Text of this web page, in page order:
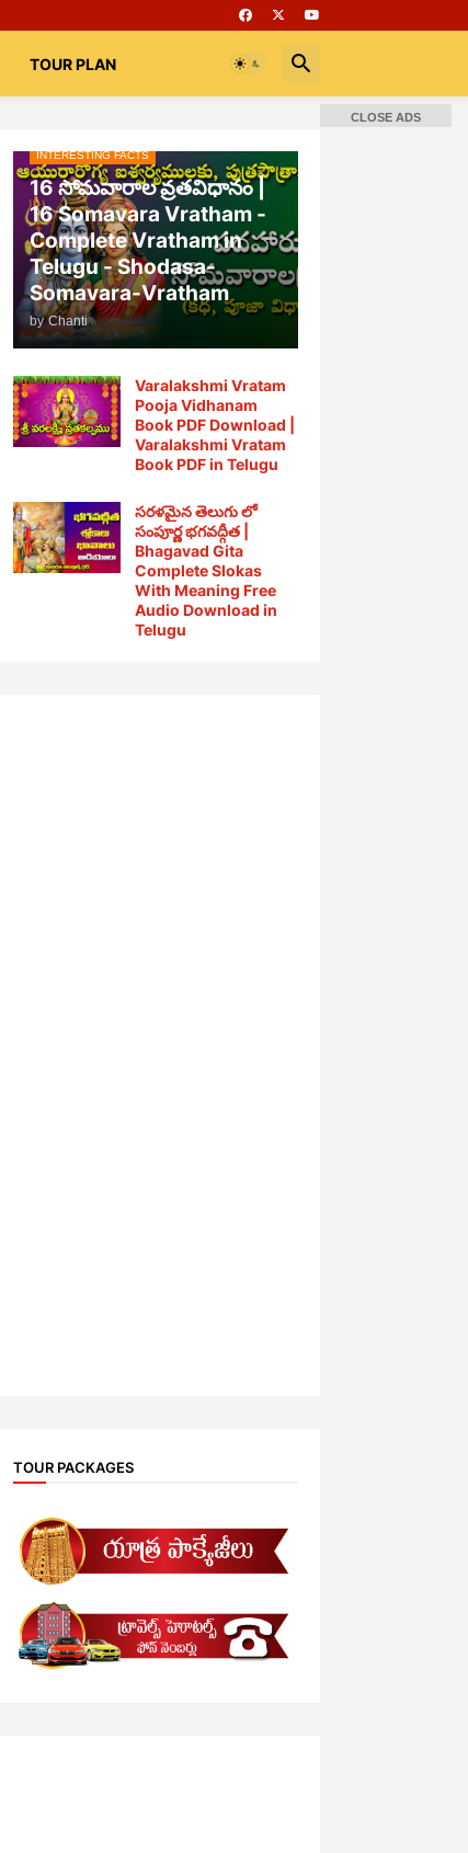
TOUR PLAN
📚 Books Rooms భగవద్గీత
INTERESTING FACTS
16 సోమవారాల వ్రతవిధానం |
16 Somavara Vratham -
Complete Vratham in
Telugu - Shodasa-
Somavara-Vratham
by Chanti
Varalakshmi Vratam
Pooja Vidhanam
Book PDF Download |
Varalakshmi Vratam
Book PDF in Telugu
సరళమైన తెలుగు లో
సంపూర్ణ భగవద్గీత |
Bhagavad Gita
Complete Slokas
With Meaning Free
Audio Download in
Telugu
TOUR PACKAGES
CLOSE ADS